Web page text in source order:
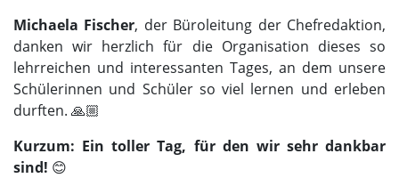
Michaela Fischer, der Büroleitung der Chefredaktion,
danken wir herzlich für die Organisation dieses so
lehrreichen und interessanten Tages, an dem unsere
Schülerinnen und Schüler so viel lernen und erleben
durften. 🙏🏼
Kurzum: Ein toller Tag, für den wir sehr dankbar
sind! 😊